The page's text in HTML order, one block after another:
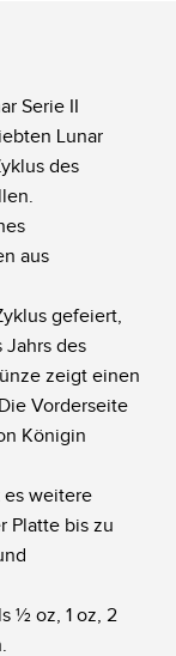
Serie II
Lunar
des
aus
gefeiert,
des
zeigt einen
Vorderseite
Königin
weitere
Platte bis zu
½ oz, 1 oz, 2